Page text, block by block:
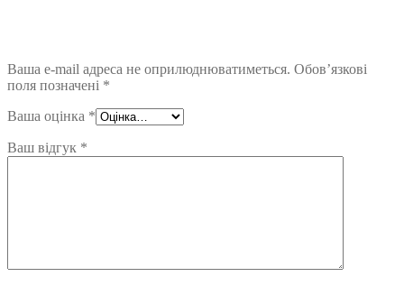
Ваша e-mail адреса не оприлюднюватиметься. Обов’язкові
поля позначені *
Ваша оцінка *
Ваш відгук *